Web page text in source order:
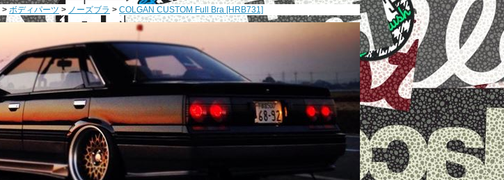
> ボディパーツ > ノーズブラ > COLGAN CUSTOM Full Bra [HRB731]